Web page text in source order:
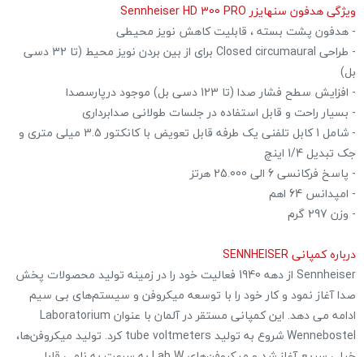
ویژگی هدفون سنهایزر Sennheiser HD 300 PRO
- هدفون پشت بسته ، قابلیت کاهش نویز محیطی
- طراحی Closed circumaural برای از بین بردن نویز محیط (تا 32 دسی
بل)
- افزایش سطح فشار صدا (تا 123 دسی بل) موجود درپارسصدا
- بسیار راحت و قابل استفاده در جلسات طولانی صدابرداری
- شامل 1 کابل تلفنی یک طرفه قابل تعویض با کانکتور 3.5 میلی متری و
جک تبدیل 1/4 اینچ
- پاسخ فرکانسی 6 الی 25.000 هرتز
- امپدانس 64 اهم
- وزن 297 گرم
درباره‌ کمپانی SENNHEISER
Sennheiser از دهه 1940 فعالیت خود را در زمینه تولید محصولات پخش
صدا آغاز نمود و کار خود را با توسعه میکروفن و سیستم‌های بی سیم
ادامه می دهد. این کمپانی مستقر در آلمان با عنوان Laboratorium
Wennebostel شروع به تولید tube voltmeters کرد. تولید میکروفن‌ها،